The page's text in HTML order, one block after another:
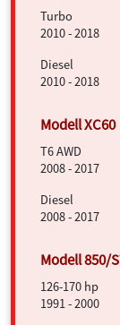
Turbo
2010 - 2018
Diesel
2010 - 2018
T6 AWD
2008 - 2017
Diesel
2008 - 2017
126-170 hp
1991 - 2000